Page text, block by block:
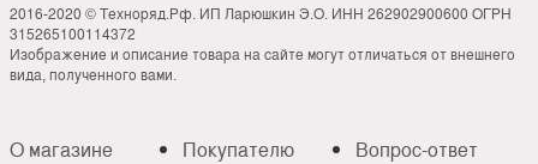
2016-2020 © Техноряд.Рф. ИП Ларюшкин Э.О. ИНН 262902900600 ОГРН
315265100114372
Изображение и описание товара на сайте могут отличаться от внешнего
вида, полученного вами.
О магазине
Покупателю
Вопрос-ответ